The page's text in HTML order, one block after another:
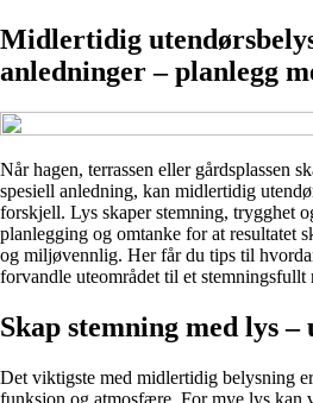
Midlertidig
anledninger – planlegg
Når hagen, terrassen eller gårdsplassen
spesiell anledning, kan midlertidig
forskjell. Lys skaper stemning, trygghet
planlegging og omtanke for at resultatet
og miljøvennlig. Her får du tips til
forvandle uteområdet til et
Skap stemning med lys
Det viktigste med midlertidig belysning
funksjon og atmosfære. For mye lys kan